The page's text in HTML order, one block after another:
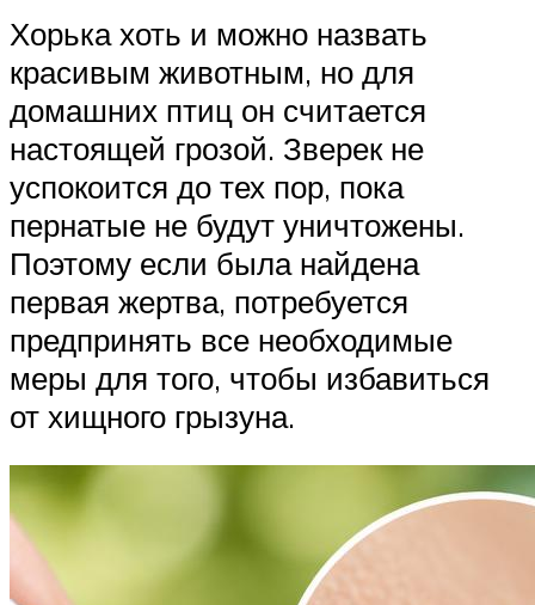
Хорька хоть и можно назвать
красивым животным, но для
домашних птиц он считается
настоящей грозой. Зверек не
успокоится до тех пор, пока
пернатые не будут уничтожены.
Поэтому если была найдена
первая жертва, потребуется
предпринять все необходимые
меры для того, чтобы избавиться
от хищного грызуна.